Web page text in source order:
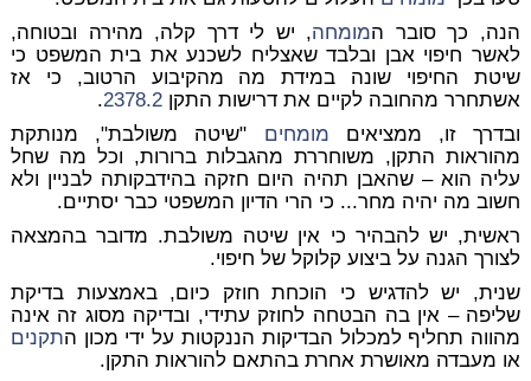
הנה, כך סובר המומחה, יש לי דרך קלה, מהירה ובטוחה,
לאשר חיפוי אבן ובלבד שאצליח לשכנע את בית המשפט כי
שיטת החיפוי שונה במידת מה מהקיבוע הרטוב, כי אז
אשתחרר מהחובה לקיים את דרישות התקן 2378.2
.
ובדרך זו, ממציאים מומחים "שיטה משולבת", מנותקת
מהוראות התקן, משוחררת מהגבלות ברורות, וכל מה שחל
עליה הוא – שהאבן תהיה היום חזקה בהידבקותה לבניין ולא
חשוב מה יהיה מחר... כי הרי הדיון המשפטי כבר יסתיים.
ראשית, יש להבהיר כי אין שיטה משולבת. מדובר בהמצאה
לצורך הגנה על ביצוע קלוקל של חיפוי.
שנית, יש להדגיש כי הוכחת חוזק כיום, באמצעות בדיקת
שליפה – אין בה הבטחה לחוזק עתידי, ובדיקה מסוג זה אינה
מהווה תחליף למכלול הבדיקות הננקטות על ידי מכון התקנים
או מעבדה מאושרת אחרת בהתאם להוראות התקן.